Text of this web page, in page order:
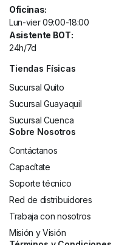
Oficinas:
Lun-vier 09:00-18:00
Asistente BOT:
24h/7d
Tiendas Físicas
Sucursal Quito
Sucursal Guayaquil
Sucursal Cuenca
Sobre Nosotros
Contáctanos
Capacítate
Soporte técnico
Red de distribuidores
Trabaja con nosotros
Misión y Visión